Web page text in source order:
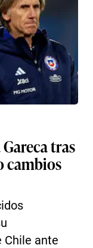
tras
cambios
Chile ante